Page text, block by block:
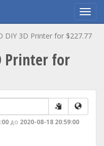
DIY 3D Printer for $227.77
Printer for
до 2020-08-18 20:59:00